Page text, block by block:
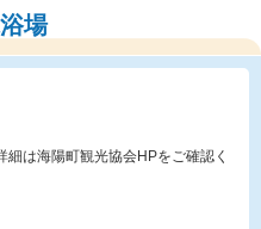
場
は海陽町観光協会HPをご確認く